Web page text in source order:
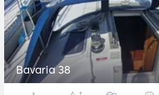
Bavaria 38